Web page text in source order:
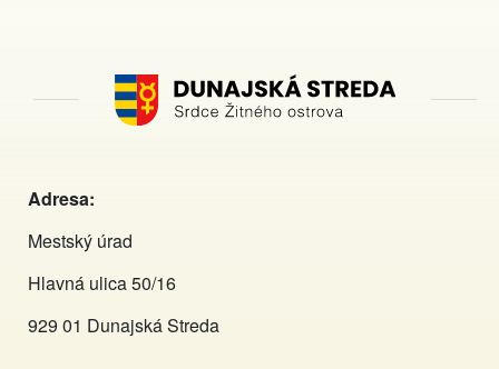
Adresa:
Mestský úrad
Hlavná ulica 50/16
929 01 Dunajská Streda